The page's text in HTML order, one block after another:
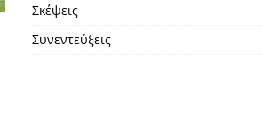
Σκέψεις
Συνεντεύξεις